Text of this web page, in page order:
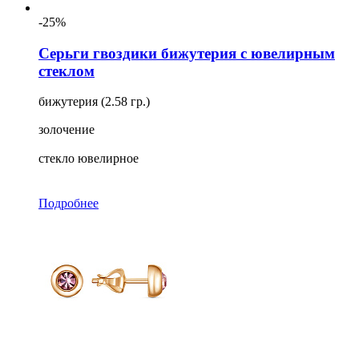
-25%
Серьги гвоздики бижутерия с ювелирным
стеклом
бижутерия (2.58 гр.)
золочение
стекло ювелирное
Подробнее